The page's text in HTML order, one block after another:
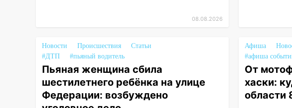
контроль ДТП с шестилетним
ребёнком на улице Федерации
12:01 Пьяная женщина сбила
шестилетнего ребёнка на
улице Федерации: возбуждено
08.08.2026
Новости Происшествия
Статьи
#ДТП
#пьяный водитель
Пьяная женщина сбила
шестилетнего ребёнка на улице
Федерации: возбуждено
Афиша
#афиша
От
хаски:
области